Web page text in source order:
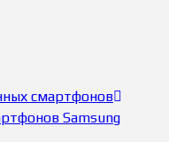
смартфонов
Samsung